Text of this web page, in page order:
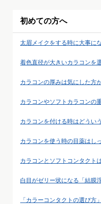
初めての方へ
太眉メイクをする時に大事に
着色直径が大きいカラコンを
カラコンの厚みは気にした方
カラコンやソフトカラコンの
カラコンを付ける時はどうい
カラコンを使う時の目薬はし
カラコンとソフトコンタクト
白目がゼリー状になる「結膜
「カラーコンタクトの選び方